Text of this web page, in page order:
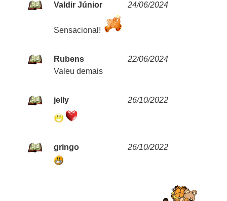
Valdir Júnior 24/06/2024
Sensacional!
Rubens
22/06/2024
Valeu demais
jelly 26/10/2022
gringo 26/10/2022